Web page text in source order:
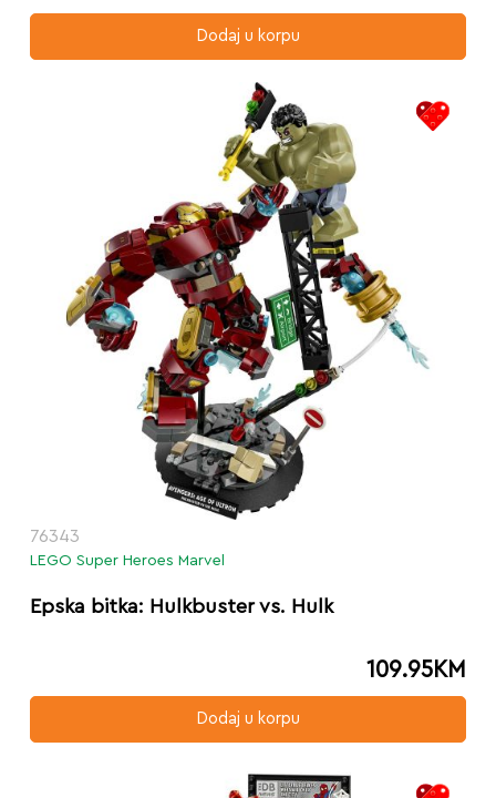
Dodaj u korpu
76343
LEGO Super Heroes Marvel
Epska bitka: Hulkbuster vs. Hulk
109.95KM
Dodaj u korpu